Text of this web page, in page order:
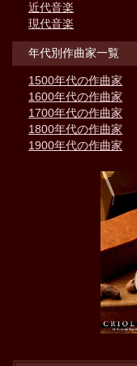
近代音楽
現代音楽
年代別作曲家一覧
1500年代の作曲家
1600年代の作曲家
1700年代の作曲家
1800年代の作曲家
1900年代の作曲家